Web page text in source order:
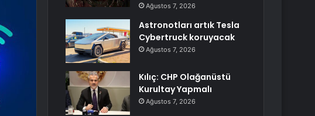
Ağustos 7, 2026
Astronotları artık Tesla
Cybertruck koruyacak
Ağustos 7, 2026
Kılıç: CHP Olağanüstü
Kurultay Yapmalı
Ağustos 7, 2026